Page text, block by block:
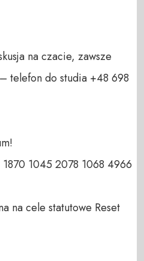
na czacie, zawsze
telefon do studia +48 698
1045 2078 1068 4966
na cele statutowe Reset